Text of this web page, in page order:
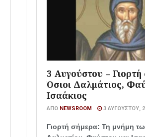
3 Αυγούστου –
Όσιοι Δαλμάτιος,
Ισαάκιος
ΑΠΌ NEWSROOM 3 ΑΥΓΟΎΣΤΟΥ,
Γιορτή σήμερα: Τη μνήμη